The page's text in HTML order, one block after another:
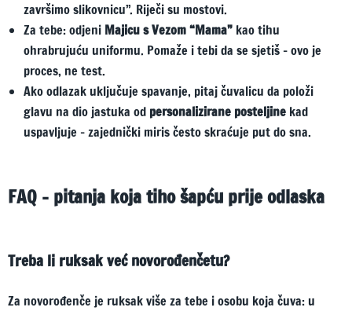
završimo slikovnicu”. Riječi su mostovi.
Za tebe: odjeni Majicu s Vezom “Mama” kao tihu
ohrabrujuću uniformu. Pomaže i tebi da se sjetiš – ovo je
proces, ne test.
Ako odlazak uključuje spavanje, pitaj čuvalicu da položi
glavu na dio jastuka od personalizirane posteljine kad
uspavljuje – zajednički miris često skraćuje put do sna.
FAQ – pitanja koja tiho šapću prije odlaska
Treba li ruksak već novorođenčetu?
Za novorođenče je ruksak više za tebe i osobu koja čuva: u